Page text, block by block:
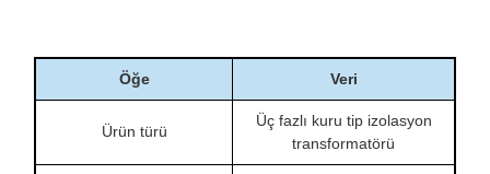
Öğe Veri
Ürün türü
Üç fazlı kuru tip izolasyon
transformatörü